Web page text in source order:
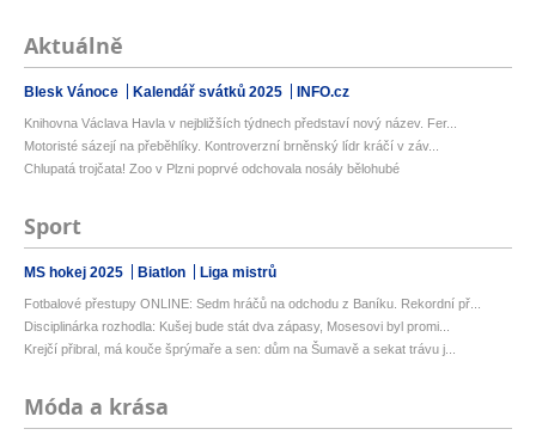
Aktuálně
Blesk Vánoce Kalendář svátků 2025 INFO.cz
Knihovna Václava Havla v nejbližších týdnech představí nový název. Fer...
Motoristé sázejí na přeběhlíky. Kontroverzní brněnský lídr kráčí v záv...
Chlupatá trojčata! Zoo v Plzni poprvé odchovala nosály bělohubé
Sport
MS hokej 2025 Biatlon Liga mistrů
Fotbalové přestupy ONLINE: Sedm hráčů na odchodu z Baníku. Rekordní př...
Disciplinárka rozhodla: Kušej bude stát dva zápasy, Mosesovi byl promi...
Krejčí přibral, má kouče šprýmaře a sen: dům na Šumavě a sekat trávu j...
Móda a krása